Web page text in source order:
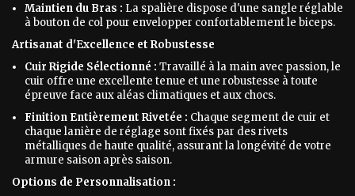
Maintien du Bras : La spalière dispose d'une sangle réglable
à bouton de col pour envelopper confortablement le biceps.
Artisanat d'Excellence et Robustesse
Cuir Rigide Sélectionné : Travaillé à la main avec passion, le
cuir offre une excellente tenue et une robustesse à toute
épreuve face aux aléas climatiques et aux chocs.
Finition Entièrement Rivetée : Chaque segment de cuir et
chaque lanière de réglage sont fixés par des rivets
métalliques de haute qualité, assurant la longévité de votre
armure saison après saison.
Options de Personnalisation :